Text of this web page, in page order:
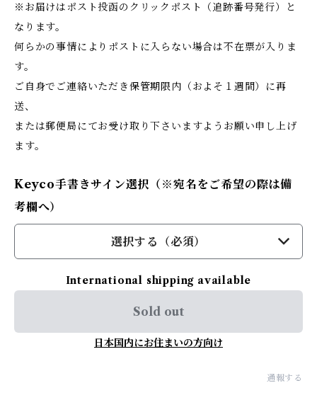
※お届けはポスト投函のクリックポスト（追跡番号発行）と
なります。
何らかの事情によりポストに入らない場合は不在票が入りま
す。
ご自身でご連絡いただき保管期限内（およそ１週間）に再
送、
または郵便局にてお受け取り下さいますようお願い申し上げ
ます。
Keyco手書きサイン選択（※宛名をご希望の際は備
考欄へ）
選択する（必須）
International shipping available
Sold out
日本国内にお住まいの方向け
通報する